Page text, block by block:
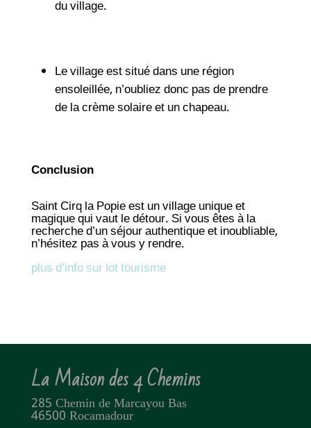
du village.
Le village est situé dans une région
ensoleillée, n’oubliez donc pas de prendre
de la crème solaire et un chapeau.
Conclusion
Saint Cirq la Popie est un village unique et
magique qui vaut le détour. Si vous êtes à la
recherche d’un séjour authentique et inoubliable,
n’hésitez pas à vous y rendre.
plus d’info sur lot tourisme
La Maison des 4 Chemins
285 Chemin de Marcayou Bas
46500 Rocamadour